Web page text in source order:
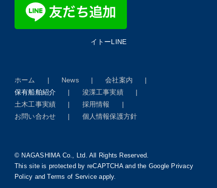
イトーLINE
ホーム News
会社案内
保有船舶紹介
浚渫工事実績
土木工事実績
採用情報
お問い合わせ
個人情報保護方針
© NAGASHIMA Co., Ltd. All Rights Reserved.
This site is protected by reCAPTCHA and the Google Privacy
Policy andTerms of Service apply.